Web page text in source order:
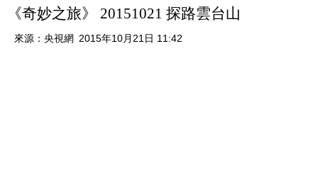
《奇妙之旅》 20151021 探路雲台山
來源： 央視網 2015年10月21日 11:42